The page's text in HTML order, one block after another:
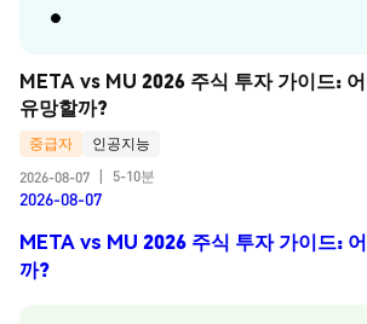
META vs MU 2026 주식 투자 가이드:
유망할까?
중급자
인공지능
2026-08-07
5-10분
2026-08-07
META vs MU 2026 주식 투자 가이드:
까?